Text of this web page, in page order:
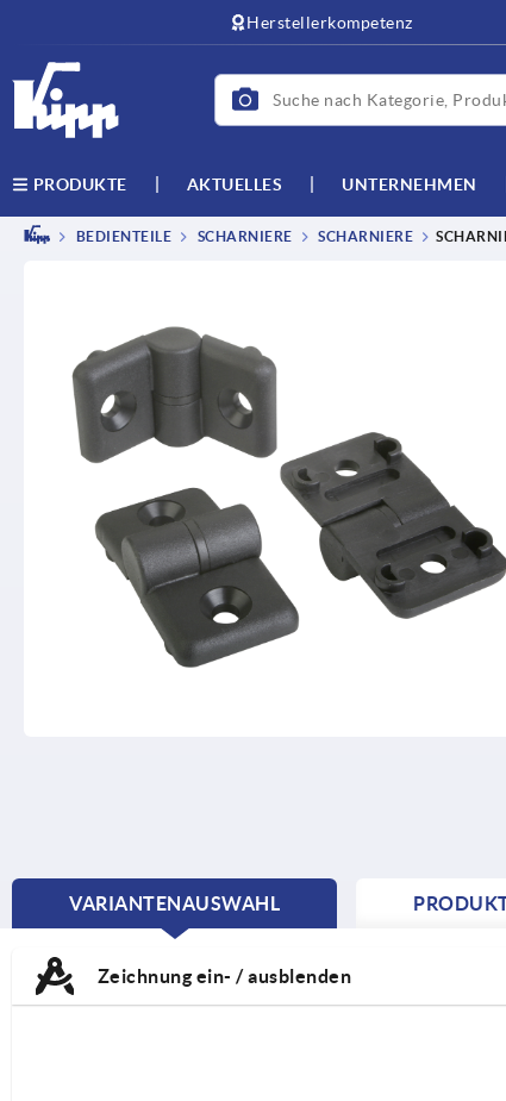
Herstellerkompetenz
PRODUKTE AKTUELLES UNTERNEHMEN
BEDIENTEILE SCHARNIERE SCHARNIERE
VARIANTENAUSWAHL
CURRENT
Zeichnung ein- / ausblenden